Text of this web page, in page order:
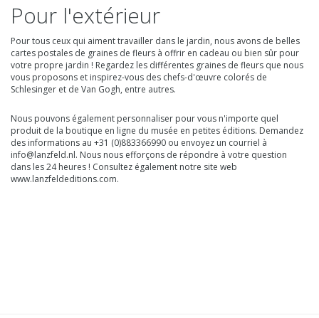
Pour l'extérieur
Pour tous ceux qui aiment travailler dans le jardin, nous avons de belles
cartes postales de graines de fleurs à offrir en cadeau ou bien sûr pour
votre propre jardin ! Regardez les différentes graines de fleurs que nous
vous proposons et inspirez-vous des chefs-d'œuvre colorés de
Schlesinger et de Van Gogh, entre autres.
Nous pouvons également personnaliser pour vous n'importe quel
produit de la boutique en ligne du musée en petites éditions. Demandez
des informations au +31 (0)883366990 ou envoyez un courriel à
info@lanzfeld.nl. Nous nous efforçons de répondre à votre question
dans les 24 heures ! Consultez également notre site web
www.lanzfeldeditions.com.